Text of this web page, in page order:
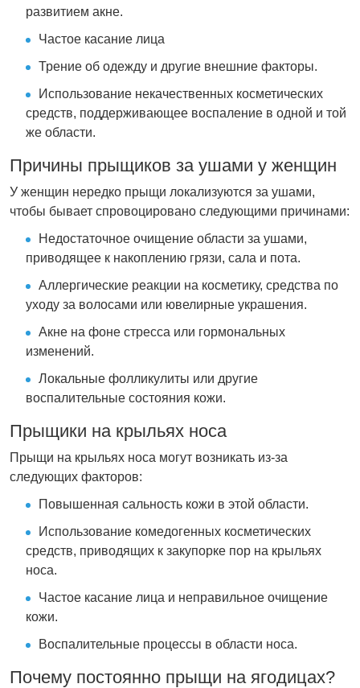
развитием акне.
Частое касание лица
Трение об одежду и другие внешние факторы.
Использование некачественных косметических
средств, поддерживающее воспаление в одной и той
же области.
Причины прыщиков за ушами у женщин
У женщин нередко прыщи локализуются за ушами,
чтобы бывает спровоцировано следующими причинами:
Недостаточное очищение области за ушами,
приводящее к накоплению грязи, сала и пота.
Аллергические реакции на косметику, средства по
уходу за волосами или ювелирные украшения.
Акне на фоне стресса или гормональных
изменений.
Локальные фолликулиты или другие
воспалительные состояния кожи.
Прыщики на крыльях носа
Прыщи на крыльях носа могут возникать из-за
следующих факторов:
Повышенная сальность кожи в этой области.
Использование комедогенных косметических
средств, приводящих к закупорке пор на крыльях
носа.
Частое касание лица и неправильное очищение
кожи.
Воспалительные процессы в области носа.
Почему постоянно прыщи на ягодицах?